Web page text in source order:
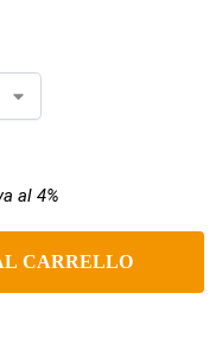
al 4%
CARRELLO